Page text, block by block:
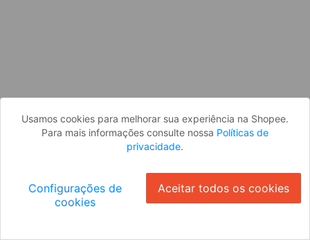
Usamos cookies para melhorar sua experiência na Shopee.
Para mais informações consulte nossa Políticas de
privacidade.
Configurações de
cookies
Aceitar todos os cookies